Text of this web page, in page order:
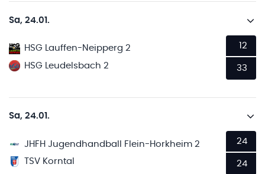
Sa, 24.01.
HSG Lauffen-Neipperg 2
HSG Leudelsbach 2
12
33
Sa, 24.01.
JHFH Jugendhandball Flein-Horkheim 2
TSV Korntal
24
24